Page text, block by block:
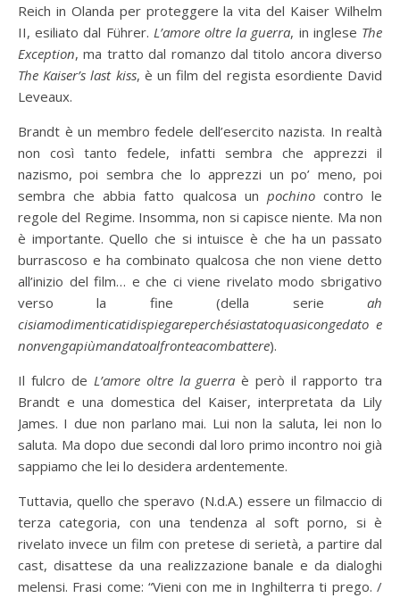
Reich in Olanda per proteggere la vita del Kaiser Wilhelm
II, esiliato dal Führer. L’amore oltre la guerra, in inglese The
Exception, ma tratto dal romanzo dal titolo ancora diverso
The Kaiser’s last kiss, è un film del regista esordiente David
Leveaux.
Brandt è un membro fedele dell’esercito nazista. In realtà
non così tanto fedele, infatti sembra che apprezzi il
nazismo, poi sembra che lo apprezzi un po’ meno, poi
sembra che abbia fatto qualcosa un pochinocontro le
regole del Regime. Insomma, non si capisce niente. Ma non
è importante. Quello che si intuisce è che ha un passato
burrascoso e ha combinato qualcosa che non viene detto
all’inizio del film… e che ci viene rivelato modo sbrigativo
verso la fine (della serie ah
cisiamodimenticatidispiegareperchésiastatoquasicongedato e
nonvengapiùmandatoalfronteacombattere).
Il fulcro de L’amore oltre la guerra è però il rapporto tra
Brandt e una domestica del Kaiser, interpretata da Lily
James. I due non parlano mai. Lui non la saluta, lei non lo
saluta. Ma dopo due secondi dal loro primo incontro noi già
sappiamo che lei lo desidera ardentemente.
Tuttavia, quello che speravo (N.d.A.) essere un filmaccio di
terza categoria, con una tendenza al soft porno, si è
rivelato invece un film con pretese di serietà, a partire dal
cast, disattese da una realizzazione banale e da dialoghi
melensi. Frasi come: “Vieni con me in Inghilterra ti prego. /